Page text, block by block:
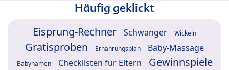
Häufig geklickt
Eisprung-Rechner Schwanger Wickeln
Gratisproben Ernährungsplan Baby-Massage
Babynamen Checklisten für Eltern
Gewinnspiele